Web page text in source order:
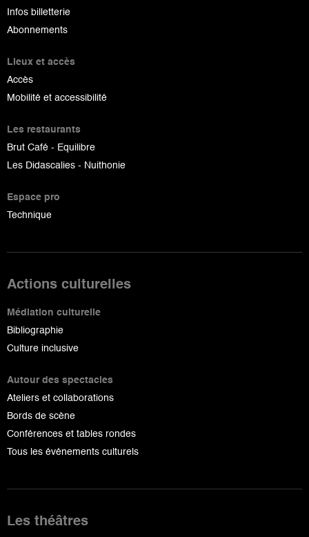
Infos billetterie
Abonnements
Lieux et accès
Accès
Mobilité et accessibilité
Les restaurants
Brut Café - Equilibre
Les Didascalies - Nuithonie
Espace pro
Technique
Actions culturelles
Médiation culturelle
Bibliographie
Culture inclusive
Autour des spectacles
Ateliers et collaborations
Bords de scène
Conférences et tables rondes
Tous les événements culturels
Les théâtres